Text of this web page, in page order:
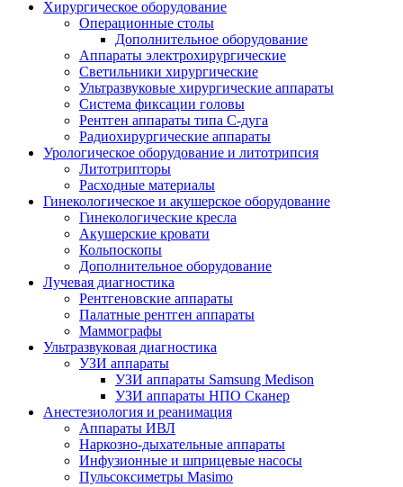
Хирургическое оборудование
Операционные столы
Дополнительное оборудование
Аппараты электрохирургические
Светильники хирургические
Ультразвуковые хирургические аппараты
Система фиксации головы
Рентген аппараты типа С-дуга
Радиохирургические аппараты
Урологическое оборудование и литотрипсия
Литотрипторы
Расходные материалы
Гинекологическое и акушерское оборудование
Гинекологические кресла
Акушерские кровати
Кольпоскопы
Дополнительное оборудование
Лучевая диагностика
Рентгеновские аппараты
Палатные рентген аппараты
Маммографы
Ультразвуковая диагностика
УЗИ аппараты
УЗИ аппараты Samsung Medison
УЗИ аппараты НПО Сканер
Анестезиология и реанимация
Аппараты ИВЛ
Наркозно-дыхательные аппараты
Инфузионные и шприцевые насосы
Пульсоксиметры Masimo